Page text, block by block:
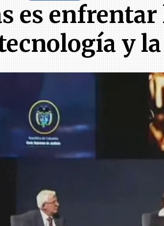
es enfrentar
y